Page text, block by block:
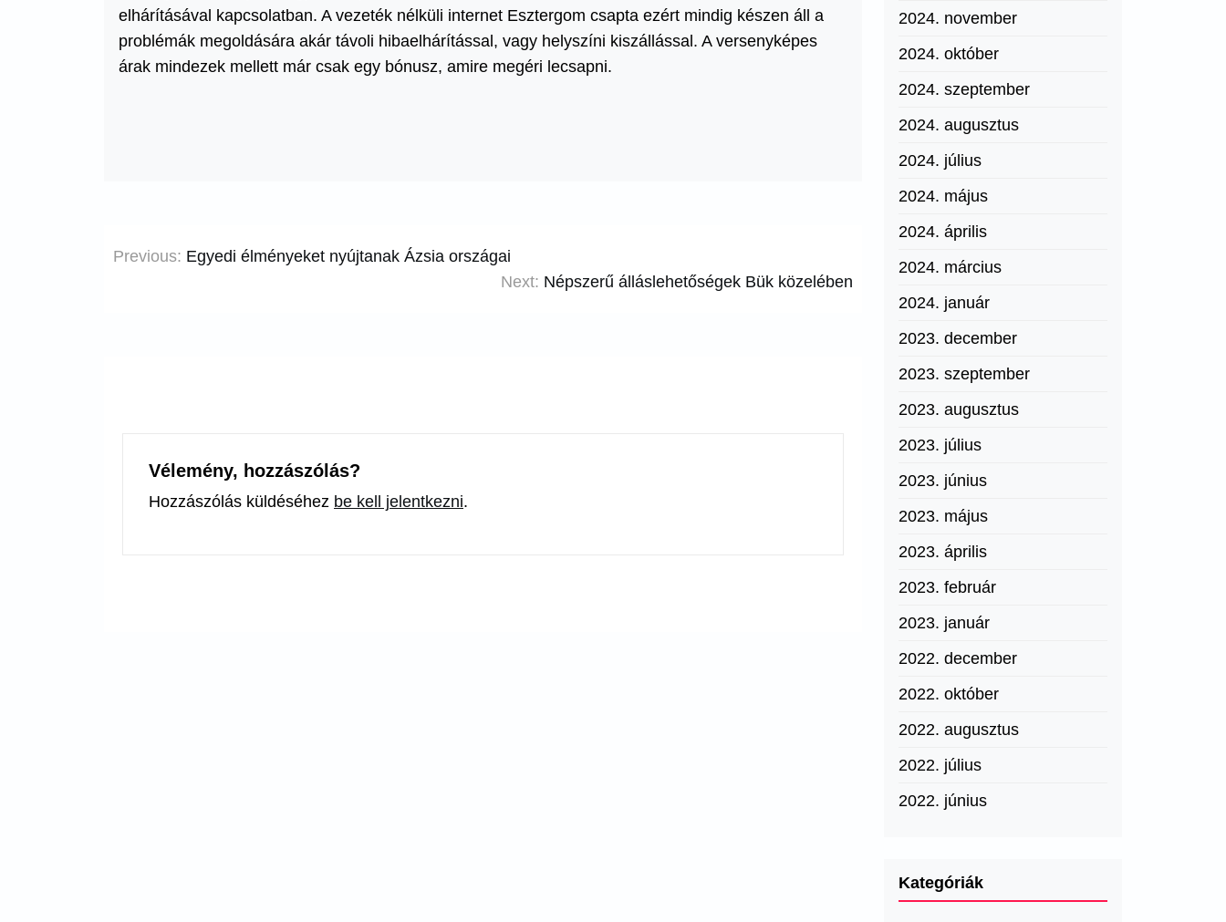
elhárításával kapcsolatban. A vezeték nélküli internet Esztergom csapta ezért mindig készen áll a
problémák megoldására akár távoli hibaelhárítással, vagy helyszíni kiszállással. A versenyképes
árak mindezek mellett már csak egy bónusz, amire megéri lecsapni.
Bejegyzés
navigáció
Previous: Egyedi élményeket nyújtanak Ázsia országai
Next: Népszerű álláslehetőségek Bük közelében
Vélemény, hozzászólás?
Hozzászólás küldéséhez be kell jelentkezni.
2024. november
2024. október
2024. szeptember
2024. augusztus
2024. július
2024. május
2024. április
2024. március
2024. január
2023. december
2023. szeptember
2023. augusztus
2023. július
2023. június
2023. május
2023. április
2023. február
2023. január
2022. december
2022. október
2022. augusztus
2022. július
2022. június
Kategóriák